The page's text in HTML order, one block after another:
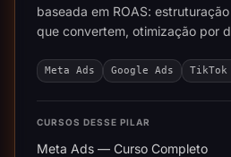
baseada em ROAS:
que convertem, otimização por
Meta Ads Google Ads TikTok
CURSOS DESSE PILAR
Meta Ads — Curso Completo